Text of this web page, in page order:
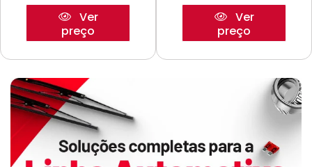
Ver
preço
Ver
preço